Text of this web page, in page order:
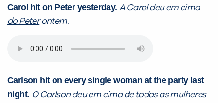
Carol hit on Peteryesterday. A Caroldeu em cima
do Peterontem.
Carlson hit on every single woman at the party last
night. O Carlson deu em cima de todas as mulheres